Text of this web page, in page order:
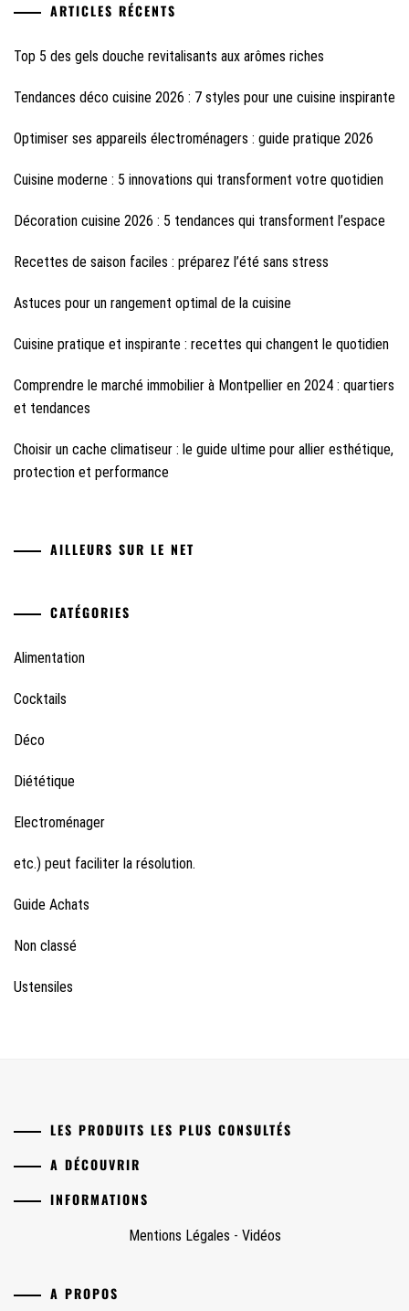
ARTICLES RÉCENTS
Top 5 des gels douche revitalisants aux arômes riches
Tendances déco cuisine 2026 : 7 styles pour une cuisine inspirante
Optimiser ses appareils électroménagers : guide pratique 2026
Cuisine moderne : 5 innovations qui transforment votre quotidien
Décoration cuisine 2026 : 5 tendances qui transforment l’espace
Recettes de saison faciles : préparez l’été sans stress
Astuces pour un rangement optimal de la cuisine
Cuisine pratique et inspirante : recettes qui changent le quotidien
Comprendre le marché immobilier à Montpellier en 2024 : quartiers
et tendances
Choisir un cache climatiseur : le guide ultime pour allier esthétique,
protection et performance
AILLEURS SUR LE NET
CATÉGORIES
Alimentation
Cocktails
Déco
Diététique
Electroménager
etc.) peut faciliter la résolution.
Guide Achats
Non classé
Ustensiles
LES PRODUITS LES PLUS CONSULTÉS
A DÉCOUVRIR
INFORMATIONS
Mentions Légales - Vidéos
A PROPOS